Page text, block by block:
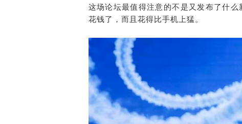
这场论坛最值得注意的不是又发布了什
花钱了，而且花得比手机上猛。